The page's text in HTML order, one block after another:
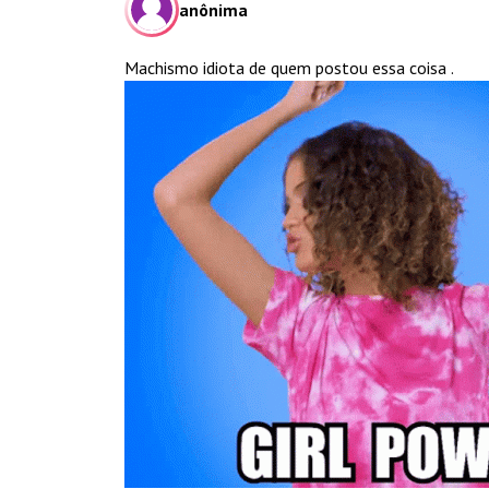
anônima
Machismo idiota de quem postou essa coisa .